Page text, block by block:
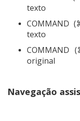
texto
COMMAND
texto
original
Navegação